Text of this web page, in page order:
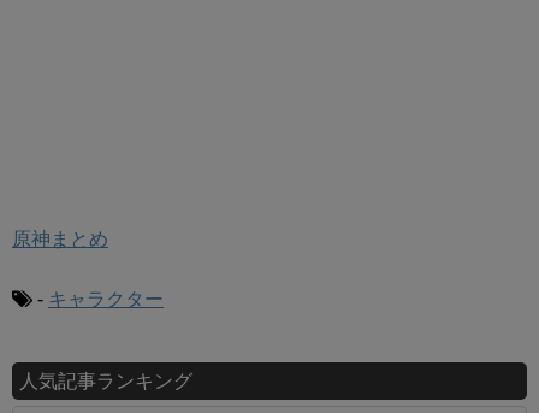
原神まとめ
- キャラクター
人気記事ランキング